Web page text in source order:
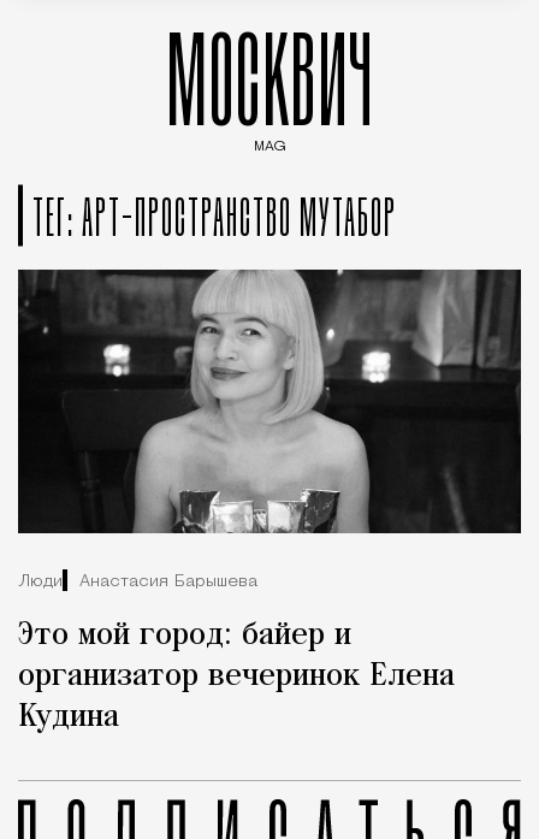
МОСКВИЧ
MAG
ТЕГ: АРТ-ПРОСТРАНСТВО МУТАБОР
Люди Анастасия Барышева
Это мой город: байер и
организатор вечеринок Елена
Кудина